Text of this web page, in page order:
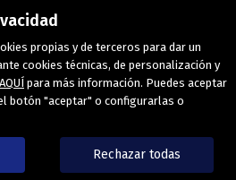
propias y de terceros para dar un
cookies técnicas, de personalización y
AQUÍ para más información. Puedes aceptar
botón "aceptar" o configurarlas o
Rechazar todas